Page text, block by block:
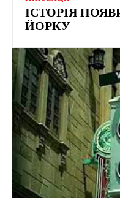
ІСТОРІЯ
ЙОРКУ